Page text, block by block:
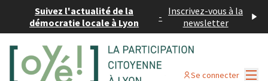
Suivez l'actualité de la
démocratie locale à Lyon
- Inscrivez-vous à la
newsletter
Se connecter